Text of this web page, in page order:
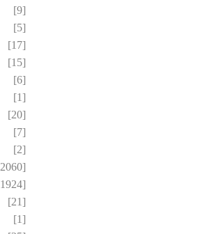
[9]
[5]
[17]
[15]
[6]
[1]
[20]
[7]
[2]
[21]
[1]